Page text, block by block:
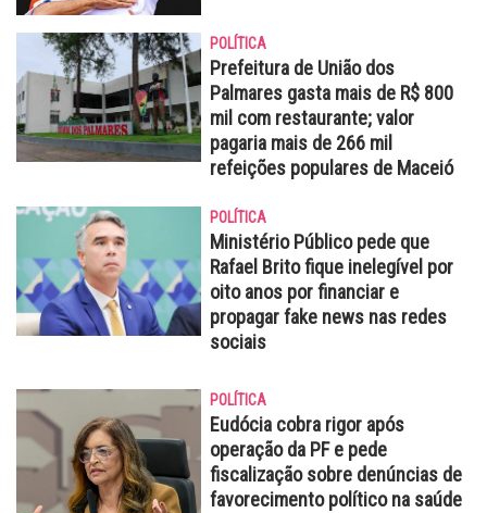
POLÍTICA
Prefeitura de União dos
Palmares gasta mais de R$ 800
mil com restaurante; valor
pagaria mais de 266 mil
refeições populares de Maceió
POLÍTICA
Ministério Público pede que
Rafael Brito fique inelegível por
oito anos por financiar e
propagar fake news nas redes
sociais
POLÍTICA
Eudócia cobra rigor após
operação da PF e pede
fiscalização sobre denúncias de
favorecimento político na saúde